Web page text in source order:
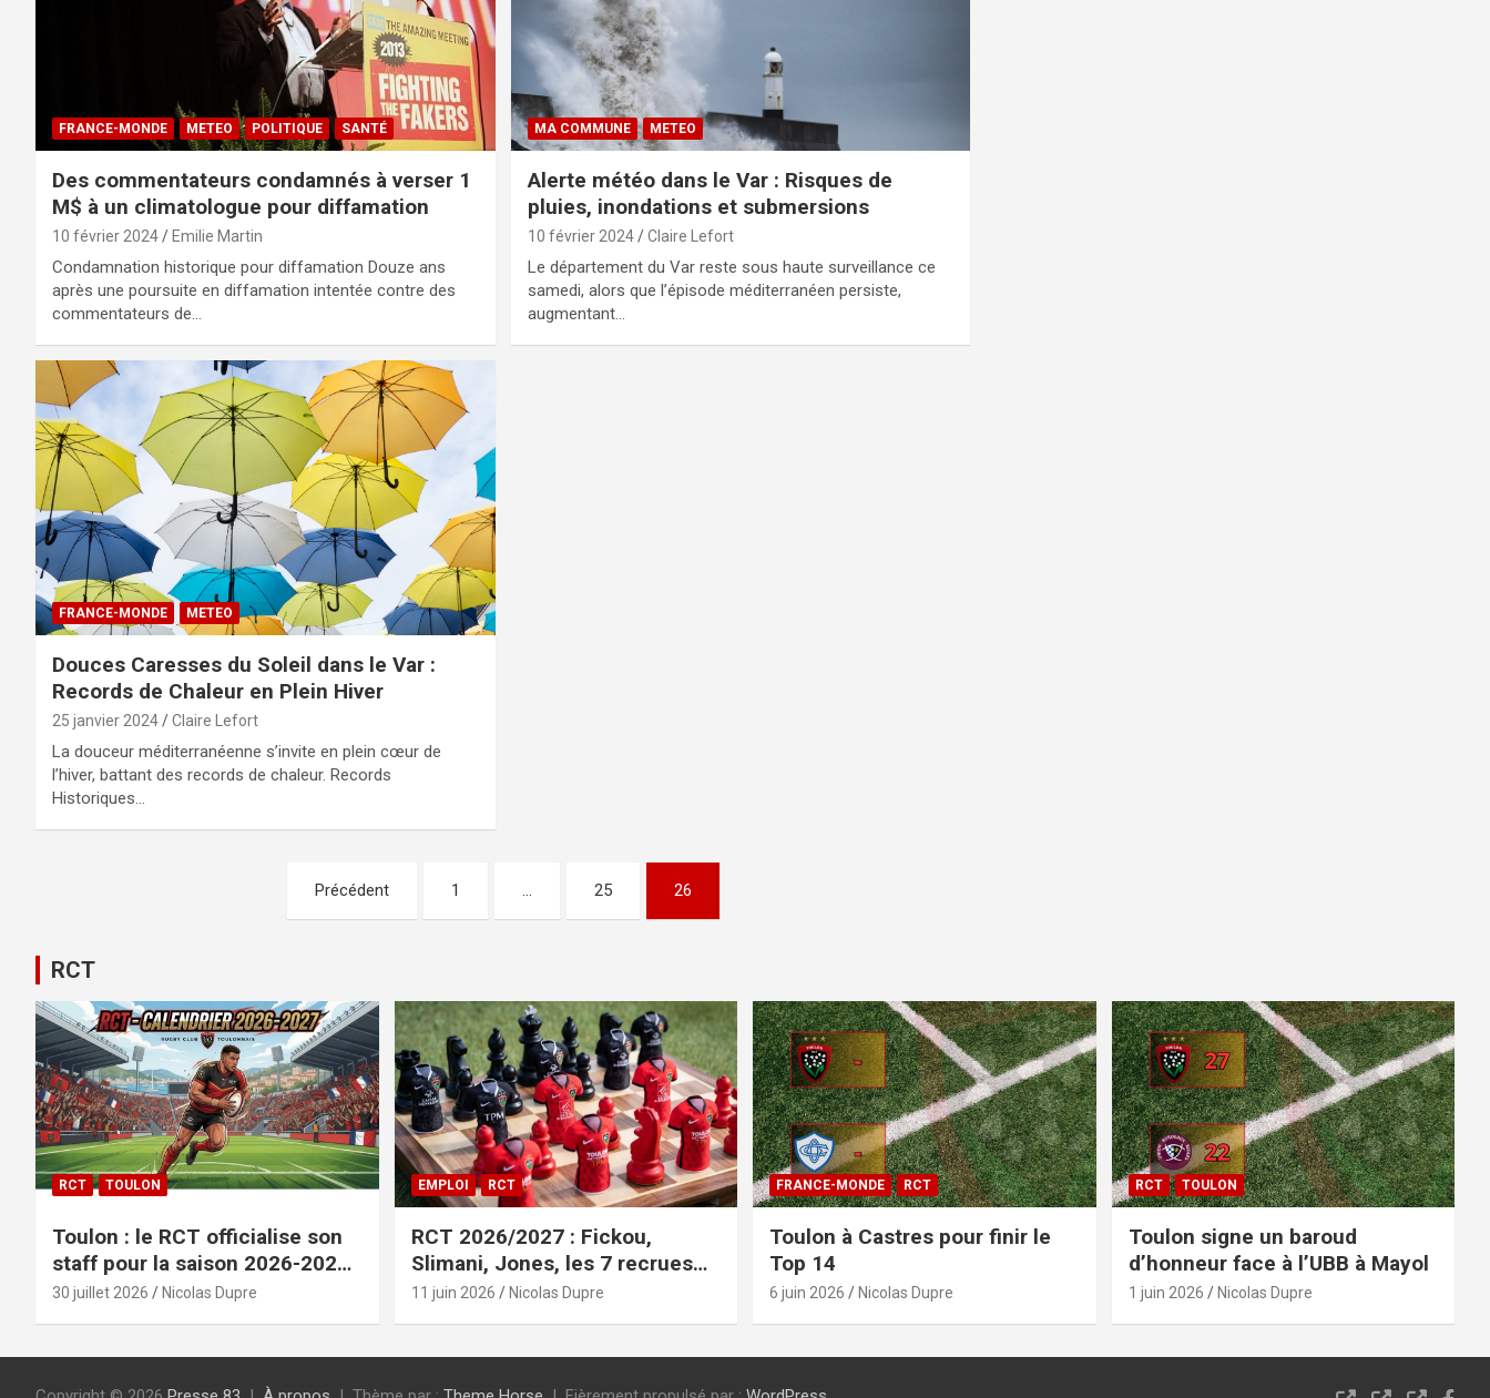
FRANCE-MONDE METEO POLITIQUE SANTÉ
Des commentateurs condamnés à verser 1
M$ à un climatologue pour diffamation
10 février 2024 Emilie Martin
Condamnation historique pour diffamation Douze ans
après une poursuite en diffamation intentée contre des
commentateurs de…
MA COMMUNE METEO
Alerte météo dans le Var : Risques de
pluies, inondations et submersions
10 février 2024 Claire Lefort
Le département du Var reste sous haute surveillance ce
samedi, alors que l’épisode méditerranéen persiste,
augmentant…
FRANCE-MONDE METEO
Douces Caresses du Soleil dans le Var :
Records de Chaleur en Plein Hiver
25 janvier 2024 Claire Lefort
La douceur méditerranéenne s’invite en plein cœur de
l’hiver, battant des records de chaleur. Records
Historiques…
publications
Précédent 1 … 25 26
RCT
RCT TOULON
Toulon : le RCT officialise son
staff pour la saison 2026-2027+
le calendrier
30 juillet 2026 Nicolas Dupre
EMPLOI RCT
RCT 2026/2027 : Fickou,
Slimani, Jones, les 7 recrues
officialisées
11 juin 2026 Nicolas Dupre
FRANCE-MONDE RCT
Toulon à Castres pour finir le
Top 14
6 juin 2026 Nicolas Dupre
RCT TOULON
Toulon signe un baroud
d’honneur face à l’UBB à Mayol
1 juin 2026 Nicolas Dupre